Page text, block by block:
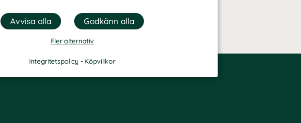
Fler alternativ
Integritetspolicy - Köpvillkor